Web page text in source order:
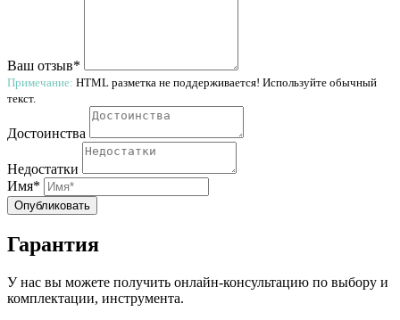
Ваш отзыв*
Примечание: HTML разметка не поддерживается! Используйте обычный
текст.
Достоинства
Недостатки
Имя*
Опубликовать
Гарантия
У нас вы можете получить онлайн-консультацию по выбору и
комплектации, инструмента.